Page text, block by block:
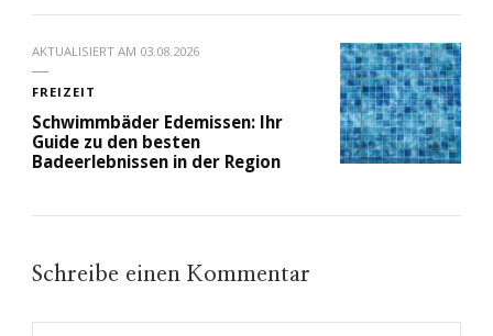
AKTUALISIERT AM 03.08.2026
FREIZEIT
Schwimmbäder Edemissen: Ihr
Guide zu den besten
Badeerlebnissen in der Region
Schreibe einen Kommentar